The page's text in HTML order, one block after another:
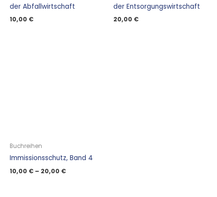
der Abfallwirtschaft
10,00 €
der Entsorgungswirtschaft
20,00 €
Buchreihen
Immissionsschutz, Band 4
10,00 € – 20,00 €